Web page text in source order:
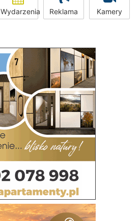
Wydarzenia Reklama Kamery